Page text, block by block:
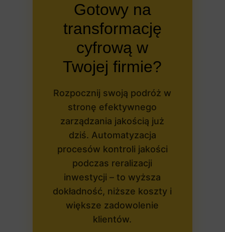
Gotowy na
transformację
cyfrową w
Twojej firmie?
Rozpocznij swoją podróż w
stronę efektywnego
zarządzania jakością już
dziś. Automatyzacja
procesów kontroli jakości
podczas reralizacji
inwestycji – to wyższa
dokładność, niższe koszty i
większe zadowolenie
klientów.